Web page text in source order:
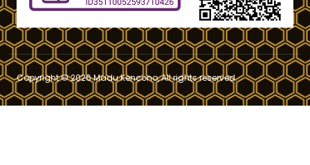
Copyright © 2026 Madu Kencono, All rights reserved.